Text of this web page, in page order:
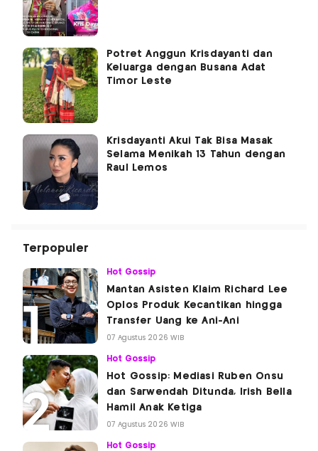
Potret Anggun Krisdayanti dan
Keluarga dengan Busana Adat
Timor Leste
Krisdayanti Akui Tak Bisa Masak
Selama Menikah 13 Tahun dengan
Raul Lemos
Terpopuler
Hot Gossip
Mantan Asisten Klaim Richard Lee
Oplos Produk Kecantikan hingga
Transfer Uang ke Ani-Ani
07 Agustus 2026 WIB
Hot Gossip
Hot Gossip: Mediasi Ruben Onsu
dan Sarwendah Ditunda, Irish Bella
Hamil Anak Ketiga
07 Agustus 2026 WIB
Hot Gossip